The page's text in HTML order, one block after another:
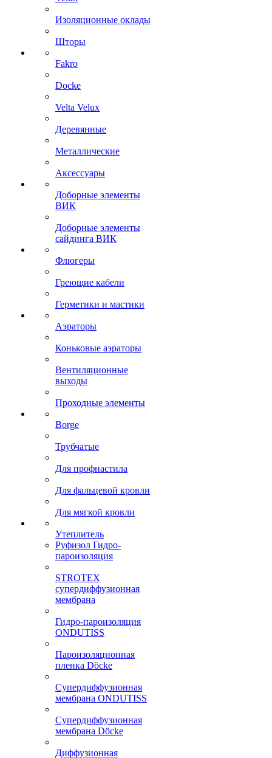
Изоляционные оклады
Шторы
Fakro
Docke
Velta Velux
Деревянные
Металлические
Аксессуары
Доборные элементы
ВИК
Доборные элементы
сайдинга ВИК
Флюгеры
Греющие кабели
Герметики и мастики
Аэраторы
Коньковые аэраторы
Вентиляционные
выходы
Проходные элементы
Borge
Трубчатые
Для профнастила
Для фальцевой кровли
Для мягкой кровли
Утеплитель
Руфизол Гидро-
пароизоляция
STROTEX
супердиффузионная
мембрана
Гидро-пароизоляция
ONDUTISS
Пароизоляционная
пленка Döcke
Супердиффузионная
мембрана ONDUTISS
Супердиффузионная
мембрана Döcke
Диффузионная